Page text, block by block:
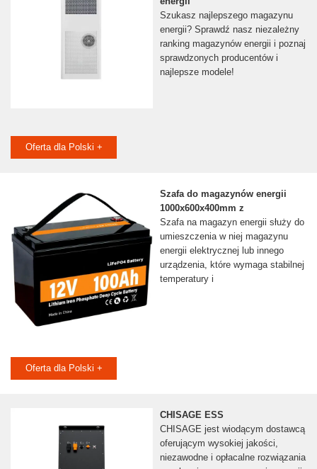
Szukasz najlepszego magazynu
energii? Sprawdź nasz niezależny
ranking magazynów energii i poznaj
sprawdzonych producentów i
najlepsze modele!
Oferta dla Polski +
Szafa do magazynów energii
1000x600x400mm z
Szafa na magazyn energii służy do
umieszczenia w niej magazynu
energii elektrycznej lub innego
urządzenia, które wymaga stabilnej
temperatury i
Oferta dla Polski +
CHISAGE ESS
CHISAGE jest wiodącym dostawcą
oferującym wysokiej jakości,
niezawodne i opłacalne rozwiązania